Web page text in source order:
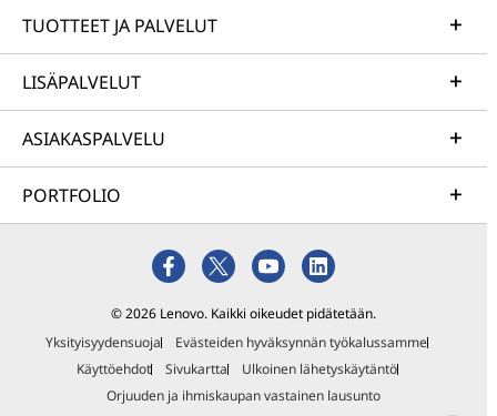
TUOTTEET JA PALVELUT
LISÄPALVELUT
ASIAKASPALVELU
PORTFOLIO
© 2026 Lenovo. Kaikki oikeudet pidätetään.
Yksityisyydensuoja
Evästeiden hyväksynnän työkalussamme
Käyttöehdot
Sivukartta
Ulkoinen lähetyskäytäntö
Orjuuden ja ihmiskaupan vastainen lausunto